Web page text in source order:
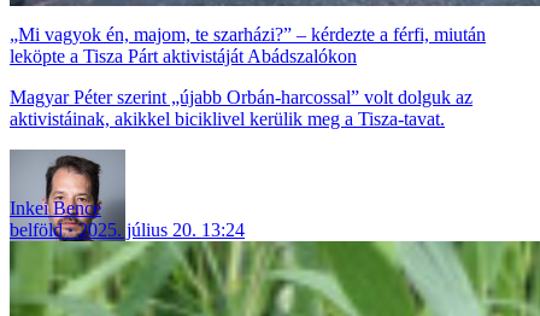
„Mi vagyok én, majom, te szarházi?” – kérdezte a férfi, miután
leköpte a Tisza Párt aktivistáját Abádszalókon
Magyar Péter szerint „újabb Orbán-harcossal” volt dolguk az
aktivistáinak, akikkel biciklivel kerülik meg a Tisza-tavat.
Inkei Bence
belföld
2025. július 20. 13:24